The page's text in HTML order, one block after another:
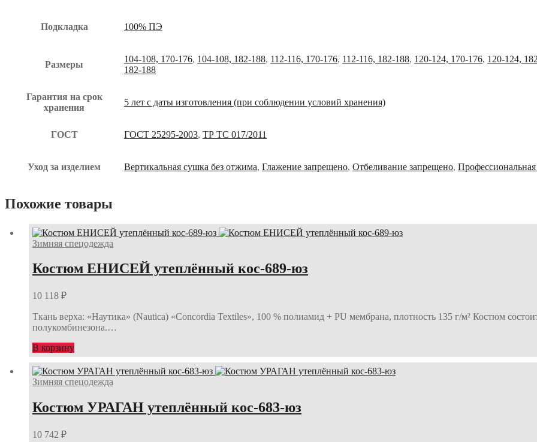
Подкладка 100% ПЭ
Размеры
104-108, 170-176, 104-108, 182-188, 112-116, 170-176, 112-116, 182-188, 120-124, 170-176, 120-124,
182-188
Гарантия на срок
хранения
5 лет с даты изготовления (при соблюдении условий хранения)
ГОСТ ГОСТ 25295-2003, ТР ТС 017/2011
Уход за изделием Вертикальная сушка без отжима, Глажение запрещено, Отбеливание запрещено, Профессиональная
Похожие товары
Зимняя спецодежда
Костюм ЕНИСЕЙ утеплённый кос-689-юз
10 118 ₽
Ткань верха: «Наутика» (Nautica) «Concordia Textiles», 100 % полиамид + PU мембрана, плотность 135 г/м² Костюм
полукомбинезона.…
В корзину
Зимняя спецодежда
Костюм УРАГАН утеплённый кос-683-юз
10 742 ₽